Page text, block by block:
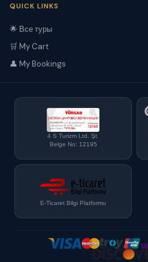
QUICK LINKS
🌟 Все туры
🛒 My Cart
👤 My Bookings
4 S Turizm Ltd. Şt.
Belge No: 12195
E-Ticaret Bilgi Platformu